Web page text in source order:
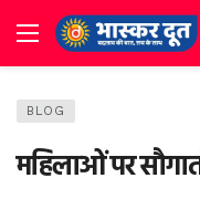
BLOG
महिलाओं पर